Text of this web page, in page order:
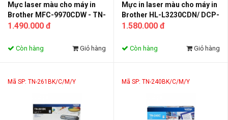
Mực laser màu cho máy in
Brother MFC-9970CDW - TN-
340BK/C/M/Y
1.490.000 đ
Còn hàng Giỏ hàng
Mực in laser màu cho máy in
Brother HL-L3230CDN/ DCP-
L3551CDW/ MFC-L3750CDW
1.580.000 đ
Còn hàng Giỏ hàng
Mã SP: TN-261BK/C/M/Y Mã SP: TN-240BK/C/M/Y